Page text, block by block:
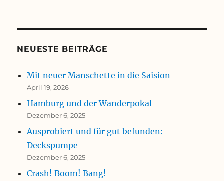
NEUESTE BEITRÄGE
Mit neuer Manschette in die Saision
April 19, 2026
Hamburg und der Wanderpokal
Dezember 6, 2025
Ausprobiert und für gut befunden:
Deckspumpe
Dezember 6, 2025
Crash! Boom! Bang!